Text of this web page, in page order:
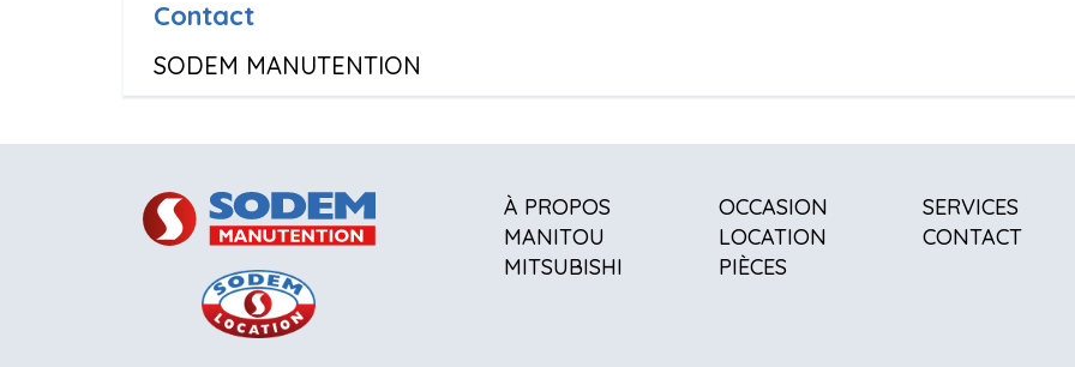
Contact
SODEM MANUTENTION
À PROPOS
MANITOU
MITSUBISHI
OCCASION
LOCATION
PIÈCES
SERVICES
CONTACT